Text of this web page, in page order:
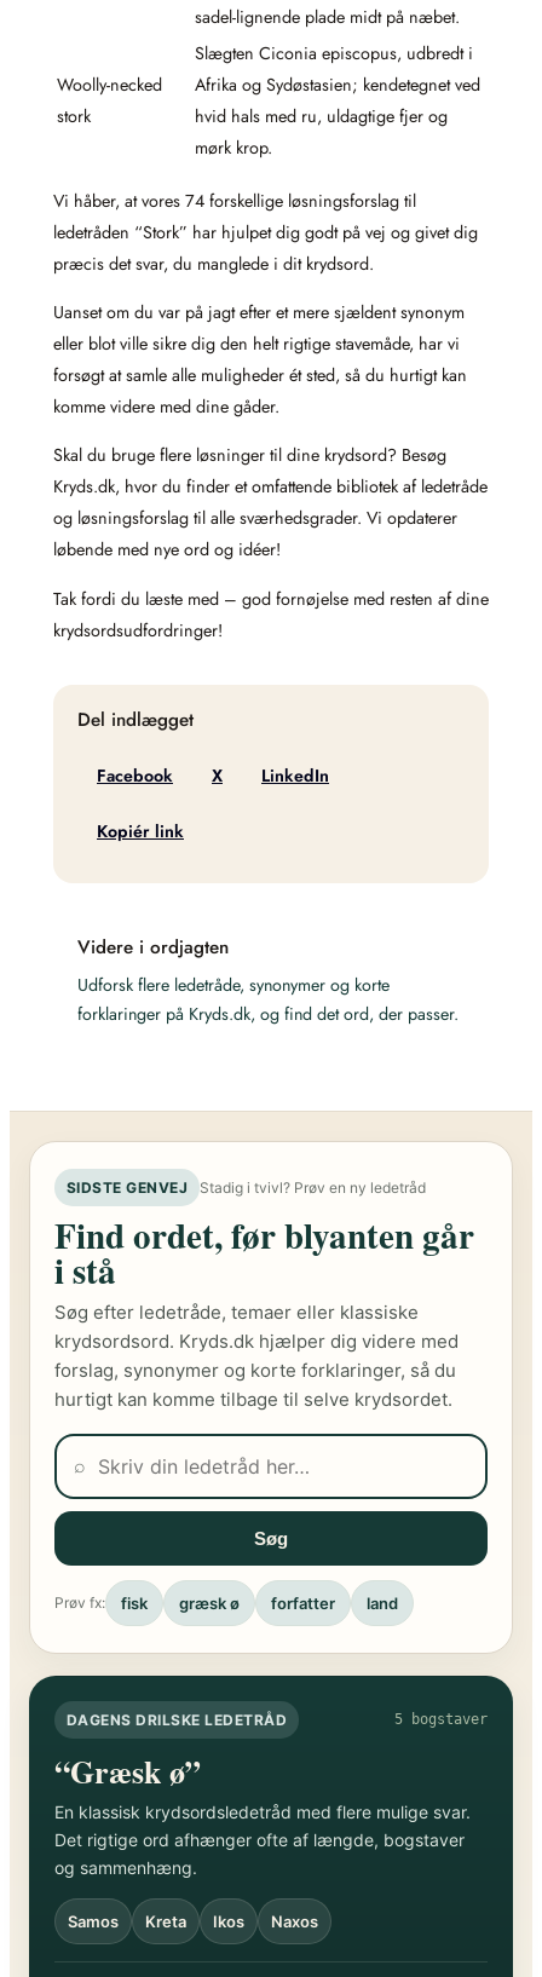
sadel-lignende plade midt på næbet.
Woolly-necked
stork
Slægten Ciconia episcopus, udbredt i
Afrika og Sydøstasien; kendetegnet ved
hvid hals med ru, uldagtige fjer og
mørk krop.
Vi håber, at vores 74 forskellige løsningsforslag til
ledetråden “Stork” har hjulpet dig godt på vej og givet dig
præcis det svar, du manglede i dit krydsord.
Uanset om du var på jagt efter et mere sjældent synonym
eller blot ville sikre dig den helt rigtige stavemåde, har vi
forsøgt at samle alle muligheder ét sted, så du hurtigt kan
komme videre med dine gåder.
Skal du bruge flere løsninger til dine krydsord? Besøg
Kryds.dk, hvor du finder et omfattende bibliotek af ledetråde
og løsningsforslag til alle sværhedsgrader. Vi opdaterer
løbende med nye ord og idéer!
Tak fordi du læste med – god fornøjelse med resten af dine
krydsordsudfordringer!
Del indlægget
Facebook X LinkedIn
Kopiér link
Videre i ordjagten
Udforsk flere ledetråde, synonymer og korte
forklaringer på Kryds.dk, og find det ord, der passer.
SIDSTE GENVEJ Stadig i tvivl? Prøv en ny ledetråd
Find ordet, før blyanten går
i stå
Søg efter ledetråde, temaer eller klassiske
krydsordsord. Kryds.dk hjælper dig videre med
forslag, synonymer og korte forklaringer, så du
hurtigt kan komme tilbage til selve krydsordet.
⌕
Søg
Prøv fx: fisk græsk ø forfatter land
DAGENS DRILSKE LEDETRÅD 5 bogstaver
“Græsk ø”
En klassisk krydsordsledetråd med flere mulige svar.
Det rigtige ord afhænger ofte af længde, bogstaver
og sammenhæng.
Samos Kreta Ikos Naxos